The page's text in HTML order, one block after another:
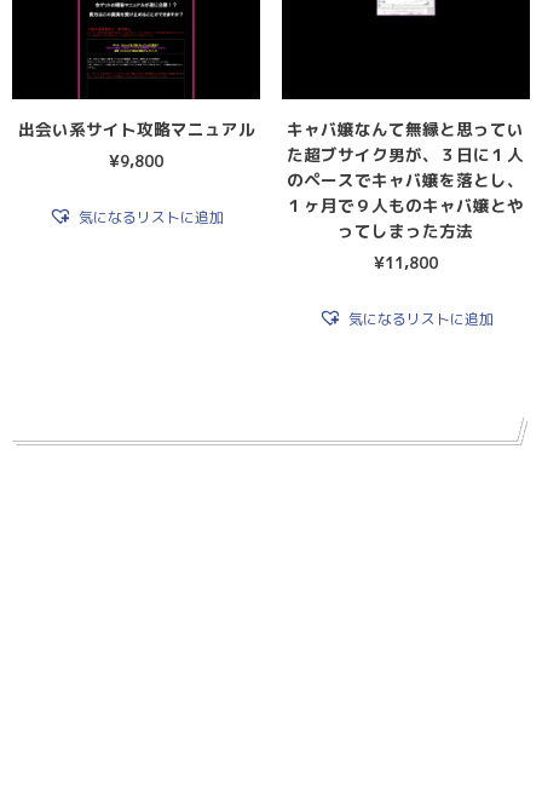
出会い系サイト攻略マニュアル
¥9,800
気になるリストに追加
キャバ嬢なんて無縁と思ってい
た超ブサイク男が、３日に１人
のペースでキャバ嬢を落とし、
１ヶ月で９人ものキャバ嬢とや
ってしまった方法
¥11,800
気になるリストに追加